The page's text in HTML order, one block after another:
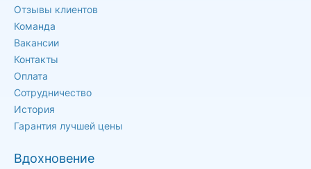
Отзывы клиентов
Команда
Вакансии
Контакты
Оплата
Сотрудничество
История
Гарантия лучшей цены
Вдохновение